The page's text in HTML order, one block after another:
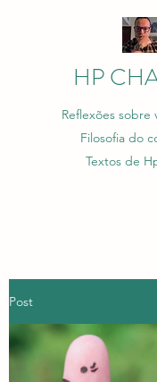
HP
Reflexões sobre
Filosofia do
Textos de
Post